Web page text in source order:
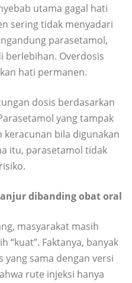
utama gagal hati
sering tidak menyadari
parasetamol,
berlebihan. Overdosis
hati permanen.
dosis berdasarkan
yang tampak
keracunan bila digunakan
itu, parasetamol tidak
dibanding obat oral
masyarakat masih
“kuat”. Faktanya, banyak
sama dengan versi
rute injeksi hanya